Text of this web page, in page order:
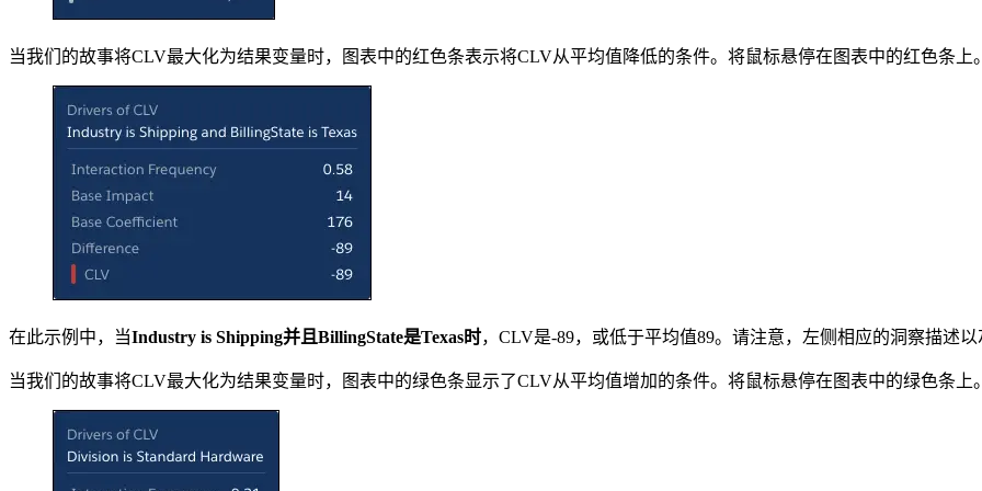
当我们的故事将CLV最大化为结果变量时，图表中的红色条表示将CLV从平均值降低的条件。将鼠标悬停在图表中的红色条上。
在此示例中，当Industry is Shipping并且BillingState是Texas时，CLV是-89，或低于平均值89。请注意，左侧相应的洞察描述以
当我们的故事将CLV最大化为结果变量时，图表中的绿色条显示了CLV从平均值增加的条件。将鼠标悬停在图表中的绿色条上。